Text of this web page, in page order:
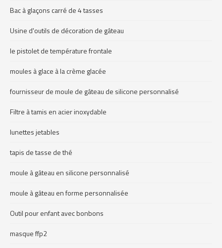
Bac à glaçons carré de 4 tasses
Usine d'outils de décoration de gâteau
le pistolet de température frontale
moules à glace à la crème glacée
fournisseur de moule de gâteau de silicone personnalisé
Filtre à tamis en acier inoxydable
lunettes jetables
tapis de tasse de thé
moule à gâteau en silicone personnalisé
moule à gâteau en forme personnalisée
Outil pour enfant avec bonbons
masque ffp2